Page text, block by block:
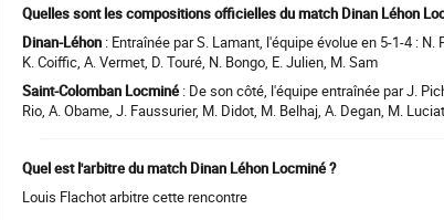
Quelles sont les compositions officielles du match Dinan Léhon
Dinan-Léhon : Entraînée par S. Lamant, l'équipe évolue en 5-1-4 :
K. Coiffic, A. Vermet, D. Touré, N. Bongo, E. Julien, M. Sam
Saint-Colomban Locminé : De son côté, l'équipe entraînée par J.
Rio, A. Obame, J. Faussurier, M. Didot, M. Belhaj, A. Degan, M.
Quel est l'arbitre du match Dinan Léhon Locminé ?
Louis Flachot arbitre cette rencontre